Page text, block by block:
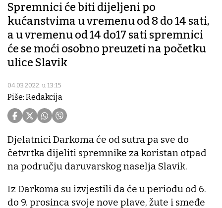
Spremnici će biti dijeljeni po
kućanstvima u vremenu od 8 do 14 sati,
a u vremenu od 14 do17 sati spremnici
će se moći osobno preuzeti na početku
ulice Slavik
04.03.2022. u 13:15
Piše: Redakcija
Djelatnici Darkoma će od sutra pa sve do
četvrtka dijeliti spremnike za koristan otpad
na području daruvarskog naselja Slavik.
Iz Darkoma su izvjestili da će u periodu od 6.
do 9. prosinca svoje nove plave, žute i smeđe